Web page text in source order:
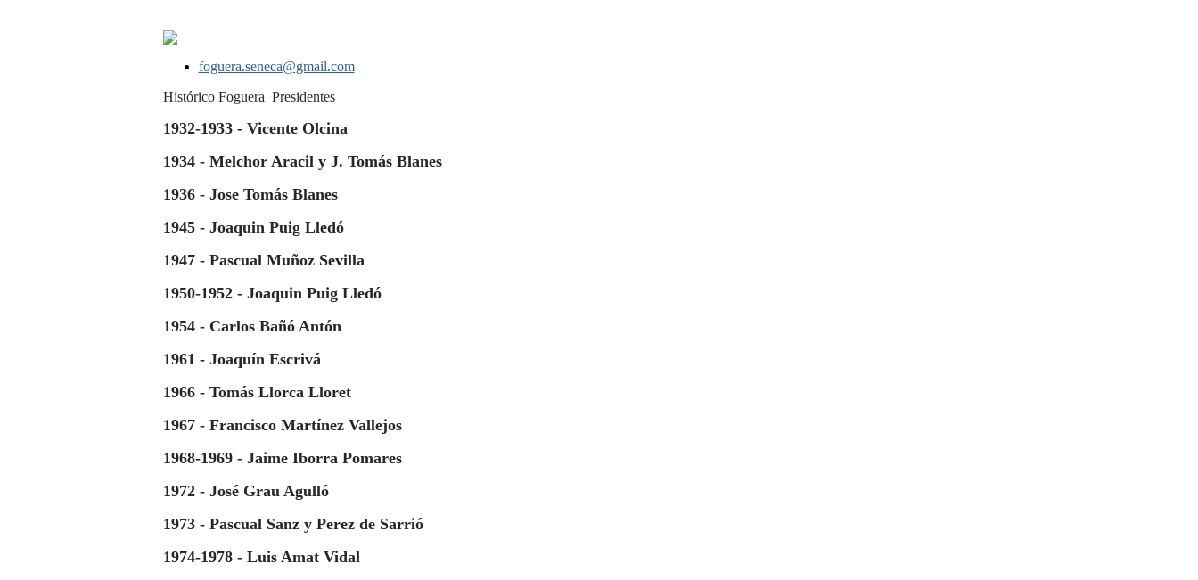
foguera.seneca@gmail.com
Histórico Foguera Presidentes
1932-1933 - Vicente Olcina
1934 - Melchor Aracil y J. Tomás Blanes
1936 - Jose Tomás Blanes
1945 - Joaquin Puig Lledó
1947 - Pascual Muñoz Sevilla
1950-1952 - Joaquin Puig Lledó
1954 - Carlos Bañó Antón
1961 - Joaquín Escrivá
1966 - Tomás Llorca Lloret
1967 - Francisco Martínez Vallejos
1968-1969 - Jaime Iborra Pomares
1972 - José Grau Agulló
1973 - Pascual Sanz y Perez de Sarrió
1974-1978 - Luis Amat Vidal